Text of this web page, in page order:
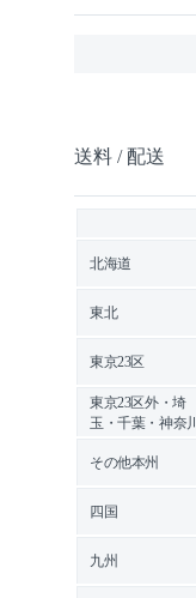
送料 / 配送
北海道
東北
東京23区
東京23区外・埼
玉・千葉・神奈川
その他本州
四国
九州